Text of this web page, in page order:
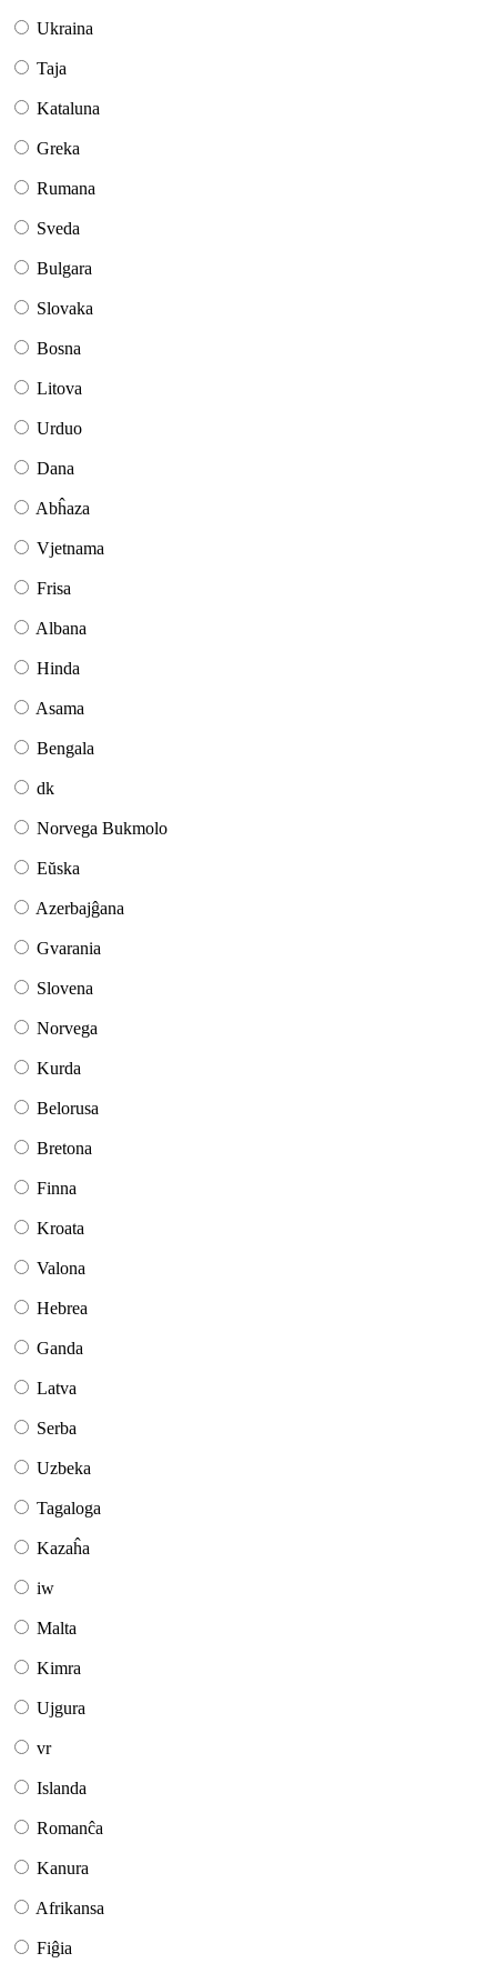
Ukraina
Taja
Kataluna
Greka
Rumana
Sveda
Bulgara
Slovaka
Bosna
Litova
Urduo
Dana
Abĥaza
Vjetnama
Frisa
Albana
Hinda
Asama
Bengala
dk
Norvega Bukmolo
Eŭska
Azerbajĝana
Gvarania
Slovena
Norvega
Kurda
Belorusa
Bretona
Finna
Kroata
Valona
Hebrea
Ganda
Latva
Serba
Uzbeka
Tagaloga
Kazaĥa
iw
Malta
Kimra
Ujgura
vr
Islanda
Romanĉa
Kanura
Afrikansa
Fiĝia